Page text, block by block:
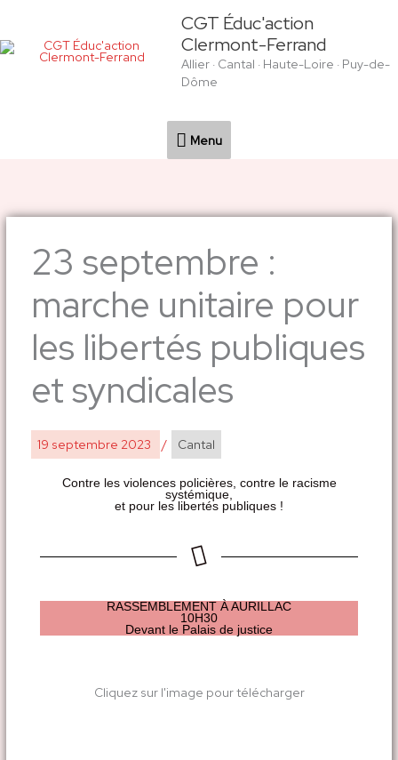
contenu
CGT Éduc'action
Clermont-Ferrand
Allier · Cantal · Haute-Loire · Puy-de-
Dôme
Menu
Menu
23 septembre :
marche unitaire pour
les libertés publiques
et syndicales
19 septembre 2023 / Cantal
Contre les violences policières, contre le racisme
systémique,
et pour les libertés publiques !
RASSEMBLEMENT À AURILLAC
10H30
Devant le Palais de justice
Cliquez sur l'image pour télécharger